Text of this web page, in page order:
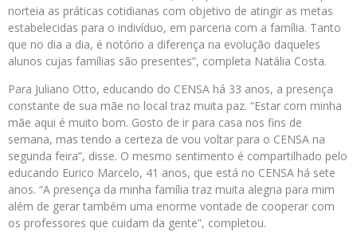
norteia as práticas cotidianas com objetivo de atingir as metas
estabelecidas para o indivíduo, em parceria com a família. Tanto
que no dia a dia, é notório a diferença na evolução daqueles
alunos cujas famílias são presentes”, completa Natália Costa.
Para Juliano Otto, educando do CENSA há 33 anos, a presença
constante de sua mãe no local traz muita paz. “Estar com minha
mãe aqui é muito bom. Gosto de ir para casa nos fins de
semana, mas tendo a certeza de vou voltar para o CENSA na
segunda feira”, disse. O mesmo sentimento é compartilhado pelo
educando Eurico Marcelo, 41 anos, que está no CENSA há sete
anos. “A presença da minha família traz muita alegria para mim
além de gerar também uma enorme vontade de cooperar com
os professores que cuidam da gente”, completou.